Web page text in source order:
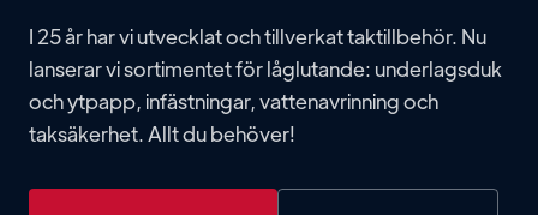
I 25 år har vi utvecklat och tillverkat taktillbehör. Nu
lanserar vi sortimentet för låglutande: underlagsduk
och ytpapp, infästningar, vattenavrinning och
taksäkerhet. Allt du behöver!